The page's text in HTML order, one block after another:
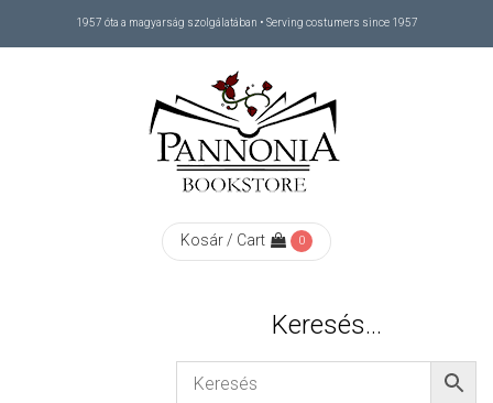
1957 óta a magyarság szolgálatában • Serving costumers since 1957
Kosár / Cart 0
Keresés…